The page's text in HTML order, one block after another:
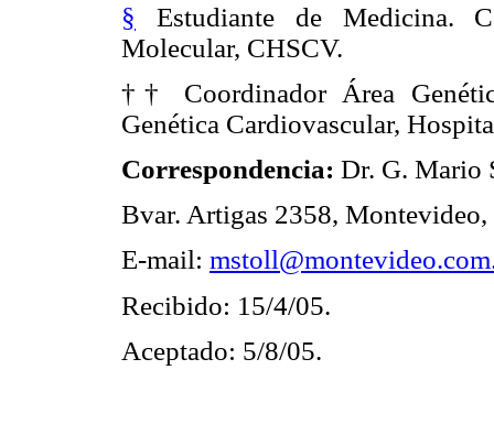
§ Estudiante de Medicina.
Molecular, CHSCV.
†† Coordinador Área
Genética Cardiovascular,
Correspondencia: Dr. G. Mario
Bvar. Artigas 2358,
E-mail:
Recibido: 15/4/05.
Aceptado: 5/8/05.